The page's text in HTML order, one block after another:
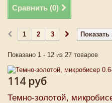
Сравнить (0)
Показать
1 2 3
Показано 1 - 12 из 27 товаров
114 руб
Темно-золотой,